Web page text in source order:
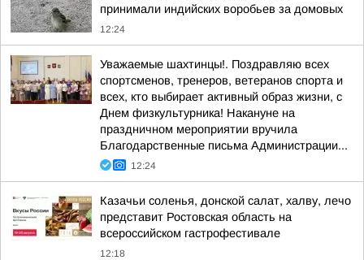
принимали индийских воробьев за домовых
12:24
Уважаемые шахтинцы!. Поздравляю всех
спортсменов, тренеров, ветеранов спорта и
всех, кто выбирает активный образ жизни, с
Днем физкультурника! Накануне на
праздничном мероприятии вручила
Благодарственные письма Администрации...
12:24
Казачьи соленья, донской салат, халву, лечо
представит Ростовская область на
всероссийском гастрофестивале
12:18